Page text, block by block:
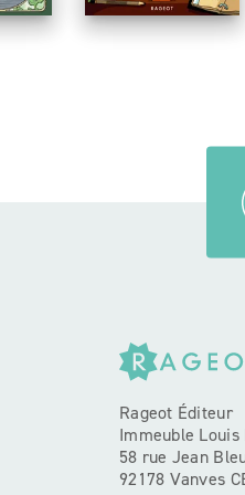
Rageot Éditeur
Immeuble Louis
58 rue Jean
92178 Vanves